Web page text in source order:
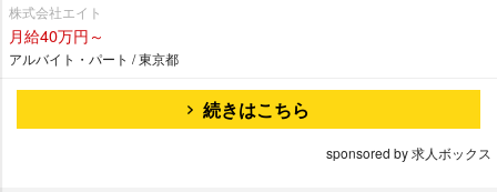
株式会社エイト
月給40万円～
アルバイト・パート / 東京都
続きはこちら
sponsored by 求人ボックス